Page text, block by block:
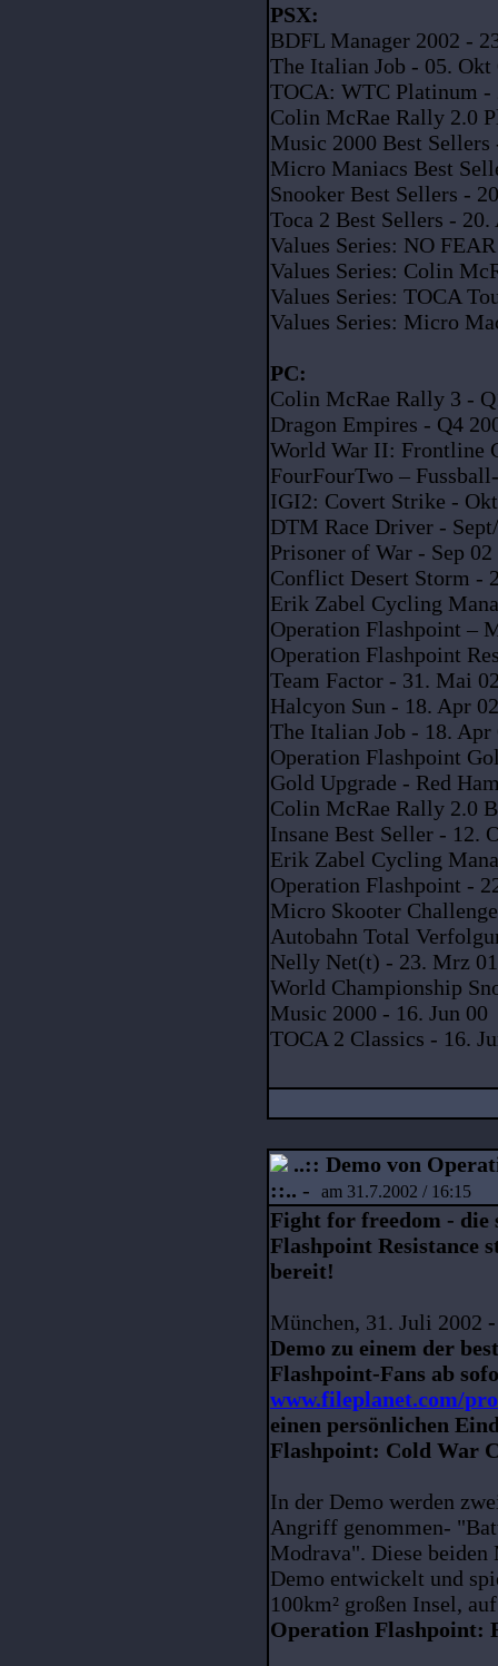
PSX:
BDFL Manager 2002 -
The Italian Job - 05. Okt
TOCA: WTC Platinum -
Colin McRae Rally 2.0
Music 2000 Best Sellers
Micro Maniacs Best
Snooker Best Sellers -
Toca 2 Best Sellers - 20.
Values Series: NO
Values Series: Colin
Values Series: TOCA
Values Series: Micro
PC:
Colin McRae Rally 3 -
Dragon Empires - Q4
World War II: Frontline
FourFourTwo –
IGI2: Covert Strike -
DTM Race Driver -
Prisoner of War - Sep 02
Conflict Desert Storm -
Erik Zabel Cycling
Operation Flashpoint –
Operation Flashpoint
Team Factor - 31. Mai
Halcyon Sun - 18. Apr 02
The Italian Job - 18. Apr
Operation Flashpoint
Gold Upgrade - Red
Colin McRae Rally 2.0
Insane Best Seller - 12.
Erik Zabel Cycling
Operation Flashpoint -
Micro Skooter
Autobahn Total
Nelly Net(t) - 23. Mrz 01
World Championship
Music 2000 - 16. Jun 00
TOCA 2 Classics - 16.
..:: Demo von
::.. - am 31.7.2002 / 16:15
Fight for freedom - die
Flashpoint Resistance
bereit!
München, 31. Juli 2002
Demo zu einem der
Flashpoint-Fans ab
www.fileplanet.com/
einen persönlichen
Flashpoint: Cold War
In der Demo werden
Angriff genommen-
Modrava". Diese
Demo entwickelt und
100km² großen Insel,
Operation Flashpoint: